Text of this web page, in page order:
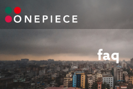
Skip
to
faq